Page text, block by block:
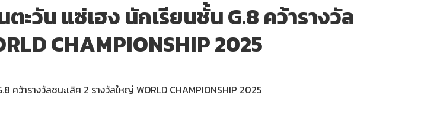
น แซ่เฮง นักเรียนชั้น G.8 คว้ารางวัล
CHAMPIONSHIP 2025
ารางวัลชนะเลิศ 2 รางวัลใหญ่ WORLD CHAMPIONSHIP 2025